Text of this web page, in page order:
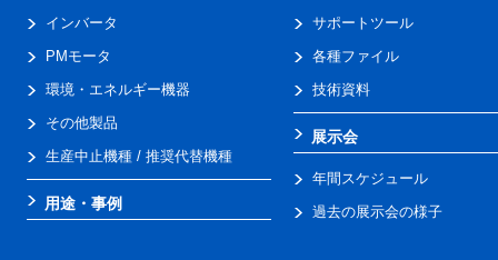
インバータ
PMモータ
環境・エネルギー機器
その他製品
生産中止機種 / 推奨代替機種
用途・事例
サポートツール
各種ファイル
技術資料
展示会
年間スケジュール
過去の展示会の様子